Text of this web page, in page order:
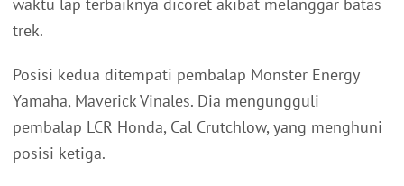
waktu lap terbaiknya dicoret akibat melanggar batas
trek.
Posisi kedua ditempati pembalap Monster Energy
Yamaha, Maverick Vinales. Dia mengungguli
pembalap LCR Honda, Cal Crutchlow, yang menghuni
posisi ketiga.